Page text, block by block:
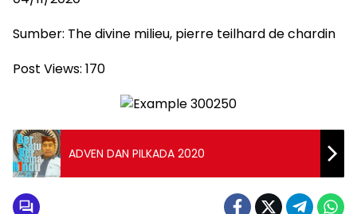
Sumber: The divine milieu, pierre teilhard de chardin
Post Views: 170
ADVEN DAN PILKADA 2020